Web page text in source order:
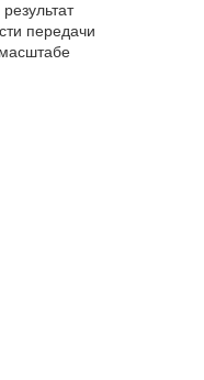
передачи